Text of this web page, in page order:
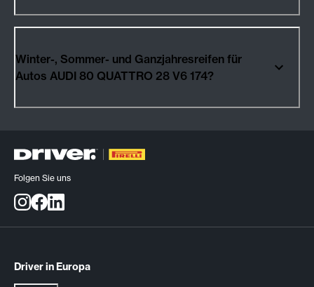
Winter-, Sommer- und Ganzjahresreifen für
Autos AUDI 80 QUATTRO 28 V6 174?
Folgen Sie uns
Driver in Europa